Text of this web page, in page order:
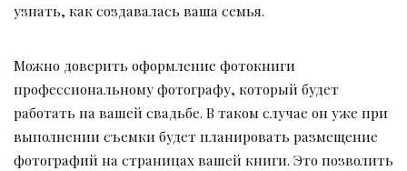
узнать, как создавалась ваша семья.
Можно доверить оформление фотокниги
профессиональному фотографу, который будет
работать на вашей свадьбе. В таком случае он уже при
выполнении съемки будет планировать размещение
фотографий на страницах вашей книги. Это позволить